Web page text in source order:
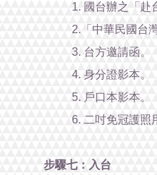
1. 國台辦之「赴
2.「中華民國台
3. 台方邀請函。
4. 身分證影本。
5. 戶口本影本。
6. 二吋免冠護照
步驟七：入台